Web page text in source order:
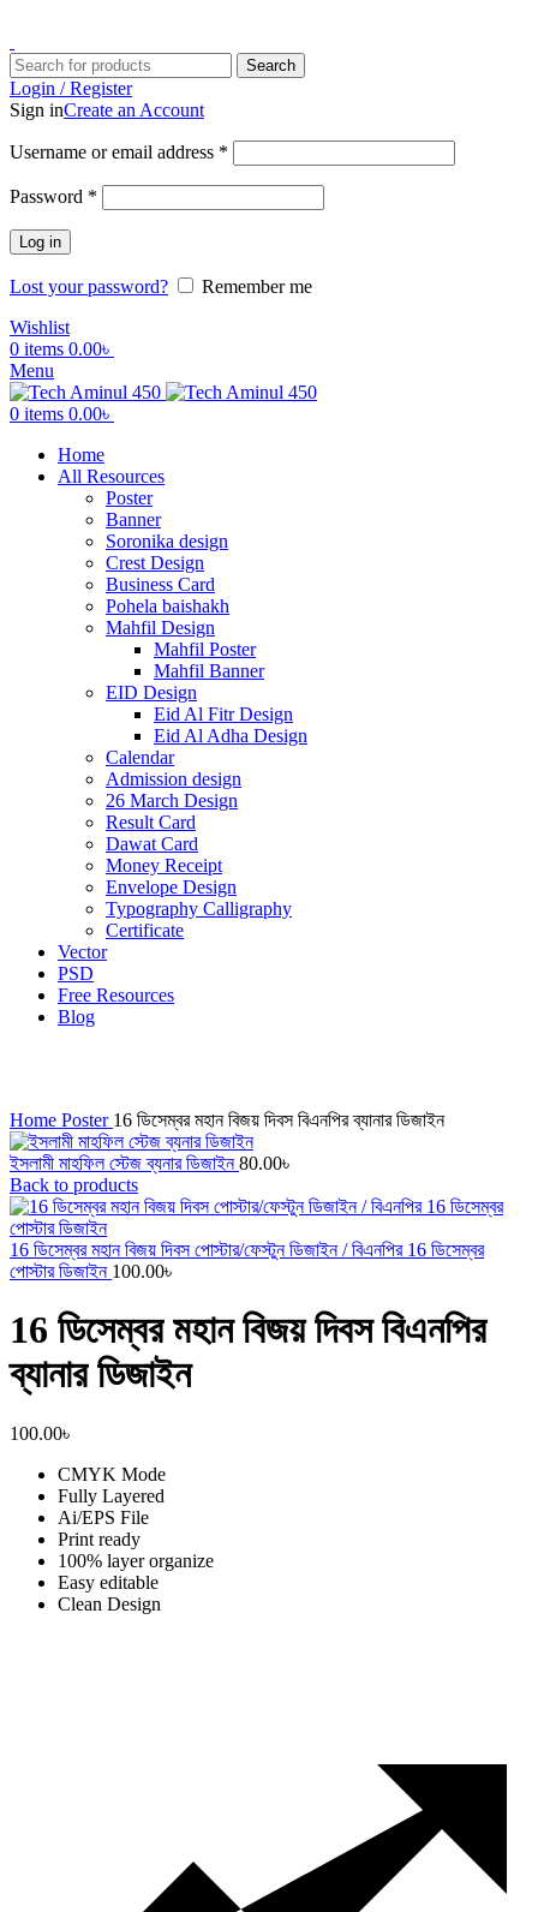
Search
Login / Register
Sign inCreate an Account
Username or email address *
Password *
Log in
Lost your password?
Remember me
Wishlist
0 items 0.00৳
Menu
0 items 0.00৳
Home
All Resources
Poster
Banner
Soronika design
Crest Design
Business Card
Pohela baishakh
Mahfil Design
Mahfil Poster
Mahfil Banner
EID Design
Eid Al Fitr Design
Eid Al Adha Design
Calendar
Admission design
26 March Design
Result Card
Dawat Card
Money Receipt
Envelope Design
Typography Calligraphy
Certificate
Vector
PSD
Free Resources
Blog
Home Poster 16 ডিসেম্বর মহান বিজয় দিবস বিএনপির ব্যানার ডিজাইন
ইসলামী মাহফিল স্টেজ ব্যনার ডিজাইন80.00৳
Back to products
16 ডিসেম্বর মহান বিজয় দিবস পোস্টার/ফেস্টুন ডিজাইন / বিএনপির 16 ডিসেম্বর
পোস্টার ডিজাইন 100.00৳
16 ডিসেম্বর মহান বিজয় দিবস বিএনপির
ব্যানার ডিজাইন
100.00৳
CMYK Mode
Fully Layered
Ai/EPS File
Print ready
100% layer organize
Easy editable
Clean Design